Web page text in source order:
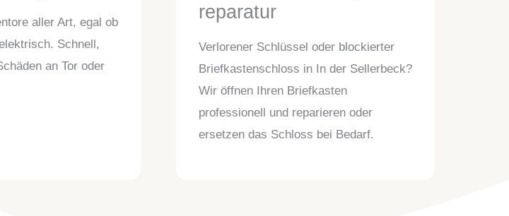
aller Art, egal ob
Schnell,
an Tor oder
reparatur
Verlorener Schlüssel oder blockierter
Briefkastenschloss in In der Sellerbeck?
Wir öffnen Ihren Briefkasten
professionell und reparieren oder
ersetzen das Schloss bei Bedarf.